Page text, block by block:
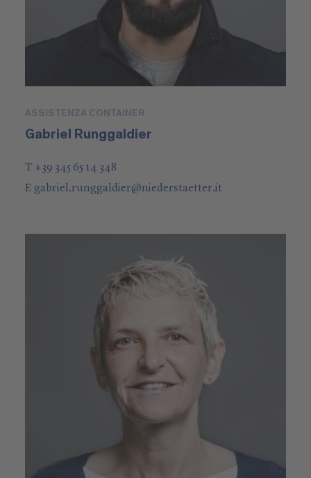
ASSISTENZA CONTAINER
Gabriel Runggaldier
T +39 345 65 14 348
E gabriel.runggaldier@niederstaetter.it